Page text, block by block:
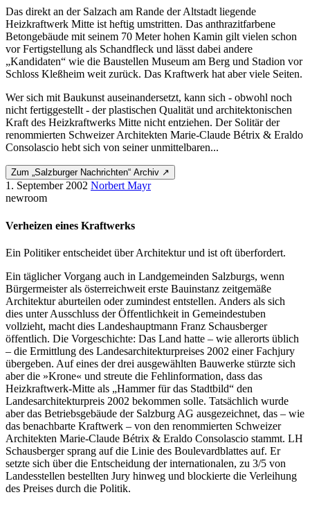
Das direkt an der Salzach am Rande der Altstadt liegende
Heizkraftwerk Mitte ist heftig umstritten. Das anthrazitfarbene
Betongebäude mit seinem 70 Meter hohen Kamin gilt vielen schon
vor Fertigstellung als Schandfleck und lässt dabei andere
„Kandidaten“ wie die Baustellen Museum am Berg und Stadion vor
Schloss Kleßheim weit zurück. Das Kraftwerk hat aber viele Seiten.
Wer sich mit Baukunst auseinandersetzt, kann sich - obwohl noch
nicht fertiggestellt - der plastischen Qualität und architektonischen
Kraft des Heizkraftwerks Mitte nicht entziehen. Der Solitär der
renommierten Schweizer Architekten Marie-Claude Bétrix & Eraldo
Consolascio hebt sich von seiner unmittelbaren...
Zum „Salzburger Nachrichten“ Archiv ↗
1. September 2002 Norbert Mayr
newroom
Verheizen eines Kraftwerks
Ein Politiker entscheidet über Architektur und ist oft überfordert.
Ein täglicher Vorgang auch in Landgemeinden Salzburgs, wenn
Bürgermeister als österreichweit erste Bauinstanz zeitgemäße
Architektur aburteilen oder zumindest entstellen. Anders als sich
dies unter Ausschluss der Öffentlichkeit in Gemeindestuben
vollzieht, macht dies Landeshauptmann Franz Schausberger
öffentlich. Die Vorgeschichte: Das Land hatte – wie allerorts üblich
– die Ermittlung des Landesarchitekturpreises 2002 einer Fachjury
übergeben. Auf eines der drei ausgewählten Bauwerke stürzte sich
aber die »Krone« und streute die Fehlinformation, dass das
Heizkraftwerk-Mitte als „Hammer für das Stadtbild“ den
Landesarchitekturpreis 2002 bekommen solle. Tatsächlich wurde
aber das Betriebsgebäude der Salzburg AG ausgezeichnet, das – wie
das benachbarte Kraftwerk – von den renommierten Schweizer
Architekten Marie-Claude Bétrix & Eraldo Consolascio stammt. LH
Schausberger sprang auf die Linie des Boulevardblattes auf. Er
setzte sich über die Entscheidung der internationalen, zu 3/5 von
Landesstellen bestellten Jury hinweg und blockierte die Verleihung
des Preises durch die Politik.